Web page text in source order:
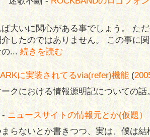
大いに関心がある事でしょう。 た
したのではありません。 この事に
の...続きを読む
に実装されてるvia(refer)機能 (
クにおける情報源明記についての
- ニュースサイトの情報元とか(仮題）
らないとか書きつつ、実は、僕は